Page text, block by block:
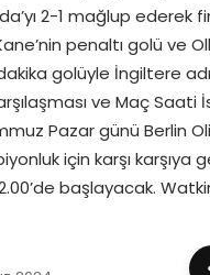
2-1 mağlup ederek
penaltı golü ve
golüyle İngiltere
ve Maç Saati
Pazar günü Berlin
için karşı karşıya
başlayacak.